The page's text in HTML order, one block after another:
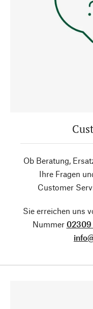
Ob Beratung,
Ihre Fragen
Customer
Sie erreichen uns
Nummer